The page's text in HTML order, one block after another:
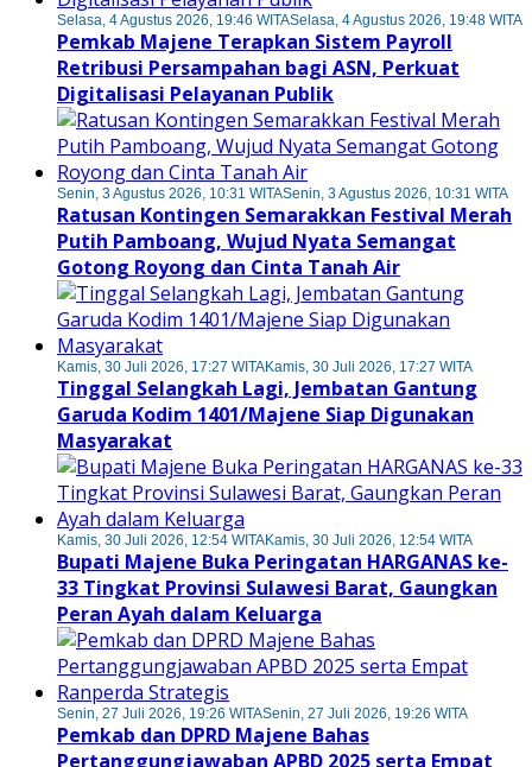
Selasa, 4 Agustus 2026, 19:46 WITASelasa, 4 Agustus 2026, 19:48 WITA
Pemkab Majene Terapkan Sistem Payroll
Retribusi Persampahan bagi ASN, Perkuat
Digitalisasi Pelayanan Publik
Senin, 3 Agustus 2026, 10:31 WITASenin, 3 Agustus 2026, 10:31 WITA
Ratusan Kontingen Semarakkan Festival Merah
Putih Pamboang, Wujud Nyata Semangat
Gotong Royong dan Cinta Tanah Air
Kamis, 30 Juli 2026, 17:27 WITAKamis, 30 Juli 2026, 17:27 WITA
Tinggal Selangkah Lagi, Jembatan Gantung
Garuda Kodim 1401/Majene Siap Digunakan
Masyarakat
Kamis, 30 Juli 2026, 12:54 WITAKamis, 30 Juli 2026, 12:54 WITA
Bupati Majene Buka Peringatan HARGANAS ke-
33 Tingkat Provinsi Sulawesi Barat, Gaungkan
Peran Ayah dalam Keluarga
Senin, 27 Juli 2026, 19:26 WITASenin, 27 Juli 2026, 19:26 WITA
Pemkab dan DPRD Majene Bahas
Pertanggungjawaban APBD 2025 serta Empat